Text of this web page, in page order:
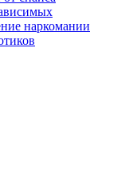
наркомании